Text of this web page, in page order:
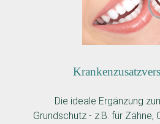
Die ideale Ergänzung
Grundschutz - z.B. für Zähne,